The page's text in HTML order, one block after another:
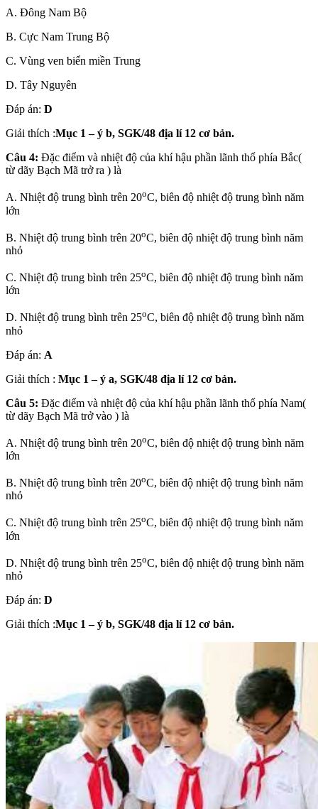
A. Đông Nam Bộ
B. Cực Nam Trung Bộ
C. Vùng ven biển miền Trung
D. Tây Nguyên
Đáp án: D
Giải thích :Mục 1 – ý b, SGK/48 địa lí 12 cơ bản.
Câu 4: Đặc điểm và nhiệt độ của khí hậu phần lãnh thổ phía Bắc(
từ dãy Bạch Mã trở ra ) là
A. Nhiệt độ trung bình trên 20oC, biên độ nhiệt độ trung bình năm
lớn
B. Nhiệt độ trung bình trên 20oC, biên độ nhiệt độ trung bình năm
nhỏ
C. Nhiệt độ trung bình trên 25oC, biên độ nhiệt độ trung bình năm
lớn
D. Nhiệt độ trung bình trên 25oC, biên độ nhiệt độ trung bình năm
nhỏ
Đáp án: A
Giải thích : Mục 1 – ý a, SGK/48 địa lí 12 cơ bản.
Câu 5: Đặc điểm và nhiệt độ của khí hậu phần lãnh thổ phía Nam(
từ dãy Bạch Mã trở vào ) là
A. Nhiệt độ trung bình trên 20oC, biên độ nhiệt độ trung bình năm
lớn
B. Nhiệt độ trung bình trên 20oC, biên độ nhiệt độ trung bình năm
nhỏ
C. Nhiệt độ trung bình trên 25oC, biên độ nhiệt độ trung bình năm
lớn
D. Nhiệt độ trung bình trên 25oC, biên độ nhiệt độ trung bình năm
nhỏ
Đáp án: D
Giải thích :Mục 1 – ý b, SGK/48 địa lí 12 cơ bản.